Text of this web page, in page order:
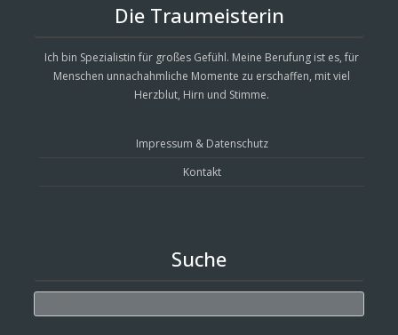
Die Traumeisterin
Ich bin Spezialistin für großes Gefühl. Meine Berufung ist es, für
Menschen unnachahmliche Momente zu erschaffen, mit viel
Herzblut, Hirn und Stimme.
Impressum & Datenschutz
Kontakt
Suche